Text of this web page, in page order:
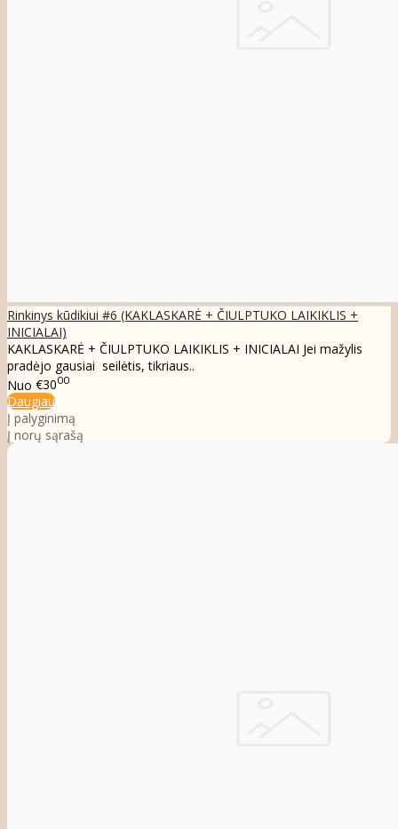
Rinkinys kūdikiui #6 (KAKLASKARĖ + ČIULPTUKO LAIKIKLIS +
INICIALAI)
KAKLASKARĖ + ČIULPTUKO LAIKIKLIS + INICIALAI Jei mažylis
pradėjo gausiai seilėtis, tikriaus..
Nuo €3000
Daugiau
Į palyginimą
Į norų sąrašą